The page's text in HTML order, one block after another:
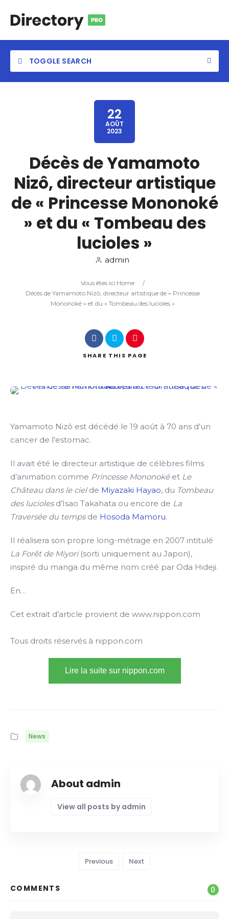
TOGGLE SEARCH
Location
Search
22
AOÛT
2023
Décès de Yamamoto
Nizô, directeur artistique
de « Princesse Mononoké
» et du « Tombeau des
lucioles »
admin
Vous êtes ici:Home
/
Décès de Yamamoto Nizô, directeur artistique de « Princesse
Mononoké » et du « Tombeau des lucioles »
SHARE THIS PAGE
Yamamoto Nizô est décédé le 19 août à 70 ans d’un
cancer de l’estomac.
Il avait été le directeur artistique de célèbres films
d’animation comme Princesse Mononokéet Le
Château dans le cielde Miyazaki Hayao, du Tombeau
des luciolesd’Isao Takahata ou encore de La
Traversée du tempsde Hosoda Mamoru.
Il réalisera son propre long-métrage en 2007 intitulé
La Forêt de Miyori(sorti uniquement au Japon),
inspiré du manga du même nom créé par Oda Hideji.
En…
Cet extrait d’article provient de www.nippon.com
Tous droits réservés à nippon.com
Lire la suite sur nippon.com
News
About admin
View all posts by admin
Previous Next
COMMENTS 0